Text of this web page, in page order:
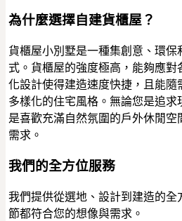
為什麼選擇自建貨櫃屋？
貨櫃屋小別墅是一種集創意、環
式。貨櫃屋的強度極高，能夠應對
化設計使得建造速度快捷，且能隨
多樣化的住宅風格。無論您是追
是喜歡充滿自然氛圍的戶外休閒空
需求。
我們的全方位服務
我們提供從選地、設計到建造的全
節都符合您的想像與需求。